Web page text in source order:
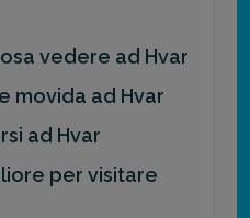
vedere ad Hvar
movida ad Hvar
ad Hvar
per visitare